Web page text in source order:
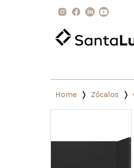
Home Zócalos